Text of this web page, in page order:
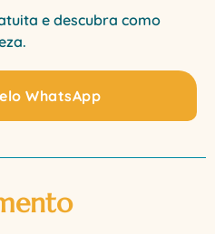
e descubra como
WhatsApp